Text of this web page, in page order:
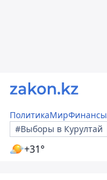
ПолитикаМирФинансы
#Выборы в Курултай
+31°